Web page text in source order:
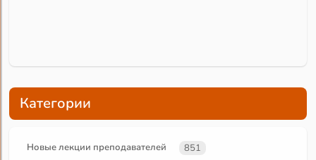
Категории
Новые лекции преподавателей 851